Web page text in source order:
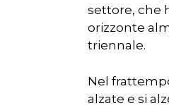
settore, che
orizzonte
triennale.
Nel
alzate e si